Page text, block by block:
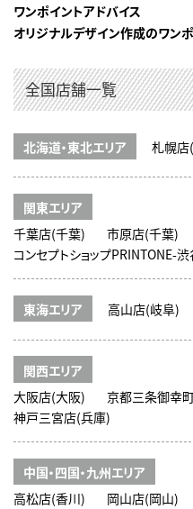
ワンポイントアドバイス
オリジナルデザイン作成のワン
全国店舗一覧
北海道・東北エリア 札幌
関東エリア
千葉店(千葉)
市原店(千葉)
コンセプトショップPRINTONE-
東海エリア 高山店(岐阜)
関西エリア
大阪店(大阪)
京都三条御幸
神戸三宮店(兵庫)
中国・四国・九州エリア
高松店(香川)
岡山店(岡山)